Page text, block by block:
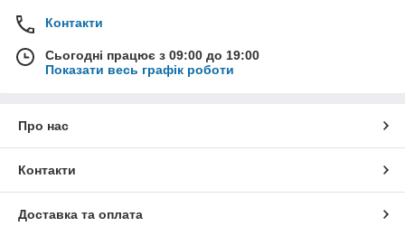
Контакти
Сьогодні працює з 09:00 до 19:00
Показати весь графік роботи
Про нас
Контакти
Доставка та оплата